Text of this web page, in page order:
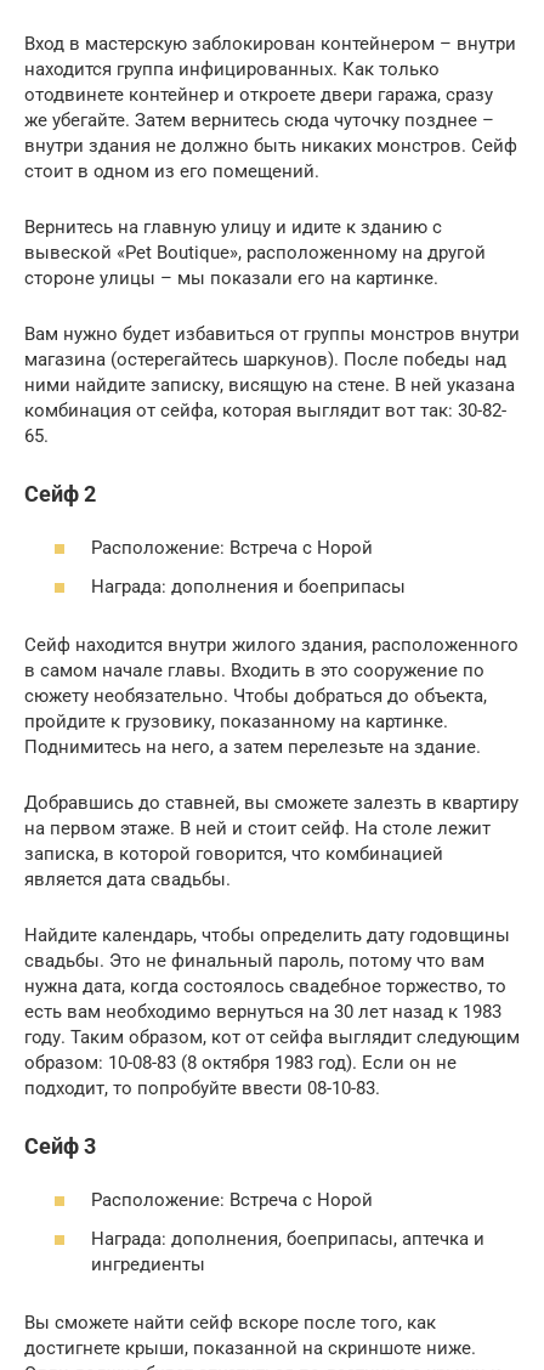
Вход в мастерскую заблокирован контейнером – внутри
находится группа инфицированных. Как только
отодвинете контейнер и откроете двери гаража, сразу
же убегайте. Затем вернитесь сюда чуточку позднее –
внутри здания не должно быть никаких монстров. Сейф
стоит в одном из его помещений.
Вернитесь на главную улицу и идите к зданию с
вывеской «Pet Boutique», расположенному на другой
стороне улицы – мы показали его на картинке.
Вам нужно будет избавиться от группы монстров внутри
магазина (остерегайтесь шаркунов). После победы над
ними найдите записку, висящую на стене. В ней указана
комбинация от сейфа, которая выглядит вот так: 30-82-
65.
Сейф 2
Расположение: Встреча с Норой
Награда: дополнения и боеприпасы
Сейф находится внутри жилого здания, расположенного
в самом начале главы. Входить в это сооружение по
сюжету необязательно. Чтобы добраться до объекта,
пройдите к грузовику, показанному на картинке.
Поднимитесь на него, а затем перелезьте на здание.
Добравшись до ставней, вы сможете залезть в квартиру
на первом этаже. В ней и стоит сейф. На столе лежит
записка, в которой говорится, что комбинацией
является дата свадьбы.
Найдите календарь, чтобы определить дату годовщины
свадьбы. Это не финальный пароль, потому что вам
нужна дата, когда состоялось свадебное торжество, то
есть вам необходимо вернуться на 30 лет назад к 1983
году. Таким образом, кот от сейфа выглядит следующим
образом: 10-08-83 (8 октября 1983 год). Если он не
подходит, то попробуйте ввести 08-10-83.
Сейф 3
Расположение: Встреча с Норой
Награда: дополнения, боеприпасы, аптечка и
ингредиенты
Вы сможете найти сейф вскоре после того, как
достигнете крыши, показанной на скриншоте ниже.